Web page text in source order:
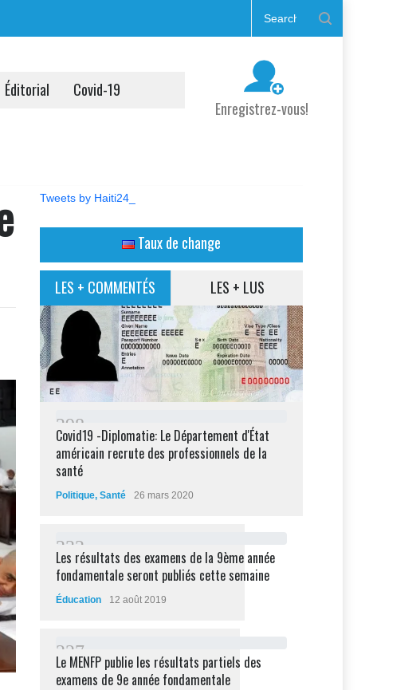
Éditorial
Covid-19
Enregistrez-vous!
Tweets by Haiti24_
Taux de change
LES + COMMENTÉS LES + LUS
298
Covid19 -Diplomatie: Le Département d'État
américain recrute des professionnels de la
santé
Politique, Santé 26 mars 2020
232
Les résultats des examens de la 9ème année
fondamentale seront publiés cette semaine
Éducation 12 août 2019
227
Le MENFP publie les résultats partiels des
examens de 9e année fondamentale